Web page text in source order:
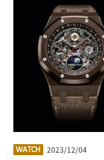
WATCH 2023/12/04